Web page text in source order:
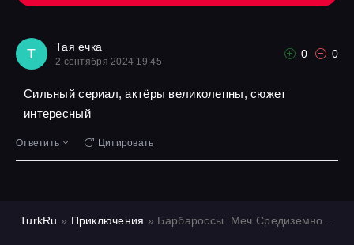
Т Тая ечка
2 сентября 2024 19:45
0 0
Сильный сериал, актёры великолепны, сюжет
интересный
Ответить Цитировать
TurkRu » Приключения » Барбароссы. Меч Средиземноморья